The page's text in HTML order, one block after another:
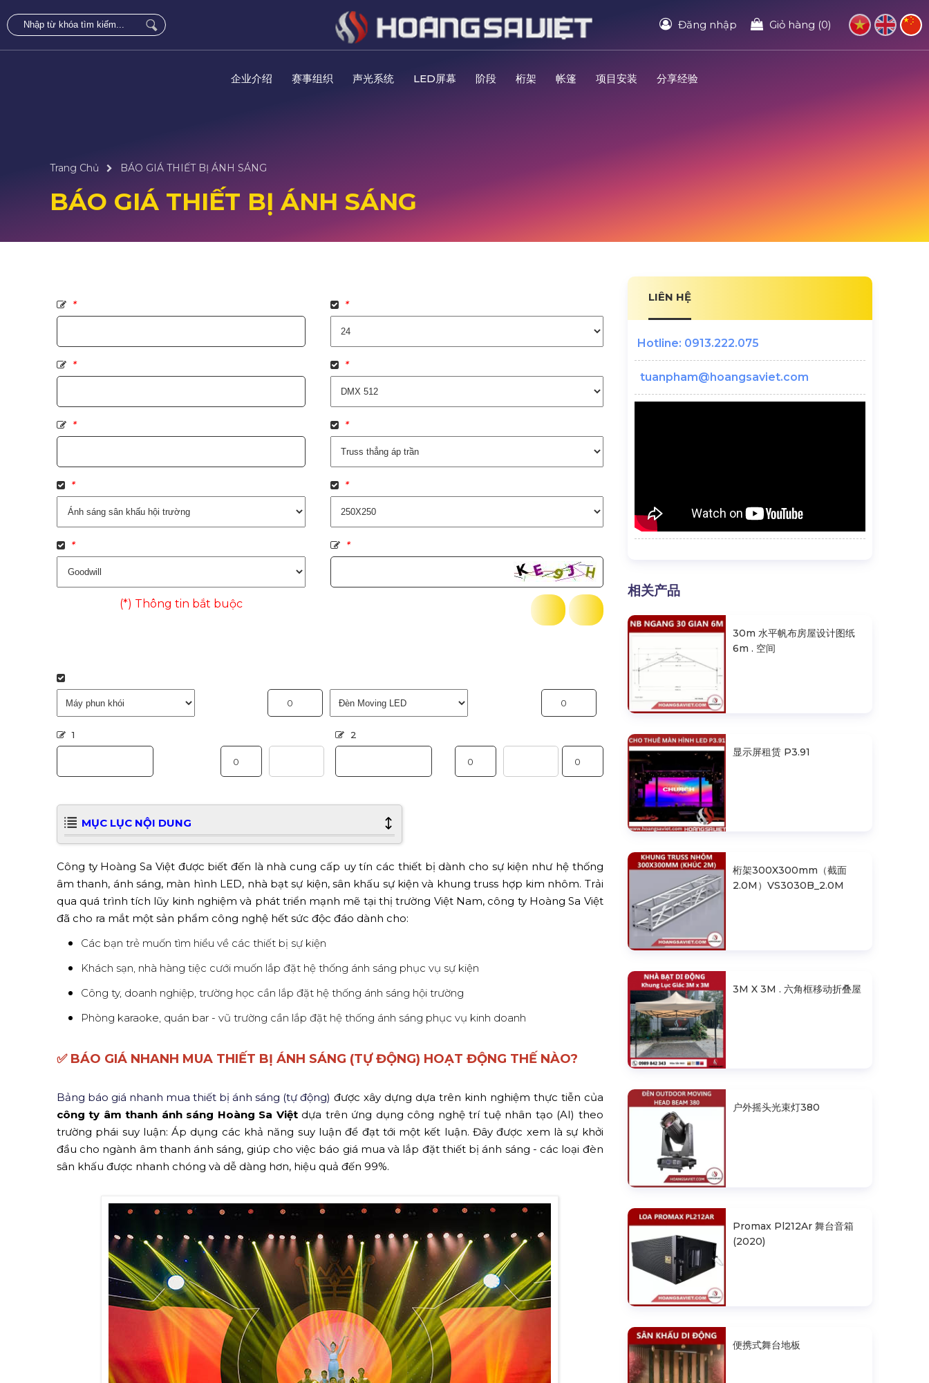
Đăng nhập Giỏ hàng (0)
企业介绍 赛事组织 声光系统 LED屏幕 阶段 桁架 帐篷 项目安装 分享经验
Trang Chủ BÁO GIÁ THIẾT BỊ ÁNH SÁNG
BÁO GIÁ THIẾT BỊ ÁNH SÁNG
*
*
*
*
*
(*) Thông tin bắt buộc
*
*
*
*
*
1 2
MỤC LỤC NỘI DUNG
Công ty Hoàng Sa Việt được biết đến là nhà cung cấp uy tín các thiết bị dành cho sự kiện như hệ thống
âm thanh, ánh sáng, màn hình LED, nhà bạt sự kiện, sân khấu sự kiện và khung truss hợp kim nhôm. Trải
qua quá trình tích lũy kinh nghiệm và phát triển mạnh mẽ tại thị trường Việt Nam, công ty Hoàng Sa Việt
đã cho ra mắt một sản phẩm công nghệ hết sức độc đáo dành cho:
Các bạn trẻ muốn tìm hiểu về các thiết bị sự kiện
Khách sạn, nhà hàng tiệc cưới muốn lắp đặt hệ thống ánh sáng phục vụ sự kiện
Công ty, doanh nghiệp, trường học cần lắp đặt hệ thống ánh sáng hội trường
Phòng karaoke, quán bar - vũ trường cần lắp đặt hệ thống ánh sáng phục vụ kinh doanh
✅ BÁO GIÁ NHANH MUA THIẾT BỊ ÁNH SÁNG (TỰ ĐỘNG) HOẠT ĐỘNG THẾ NÀO?
Bảng báo giá nhanh mua thiết bị ánh sáng (tự động) được xây dựng dựa trên kinh nghiệm thực tiễn của
công ty âm thanh ánh sáng Hoàng Sa Việtdựa trên ứng dụng công nghệ trí tuệ nhân tạo (AI) theo
trường phái suy luận: Áp dụng các khả năng suy luận để đạt tới một kết luận. Đây được xem là sự khởi
đầu cho ngành âm thanh ánh sáng, giúp cho việc báo giá mua và lắp đặt thiết bị ánh sáng - các loại đèn
sân khấu được nhanh chóng và dễ dàng hơn, hiệu quả đến 99%.
LIÊN HỆ
Hotline: 0913.222.075
tuanpham@hoangsaviet.com
相关产品
30m 水平帆布房屋设计图纸
6m . 空间
显示屏租赁 P3.91
桁架300X300mm（截面
2.0M）VS3030B_2.0M
3M X 3M . 六角框移动折叠屋
户外摇头光束灯380
Promax Pl212Ar 舞台音箱
(2020)
便携式舞台地板